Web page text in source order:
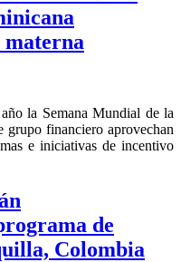
materna
la Semana Mundial de la
grupo financiero aprovechan
e iniciativas de incentivo
de
Colombia